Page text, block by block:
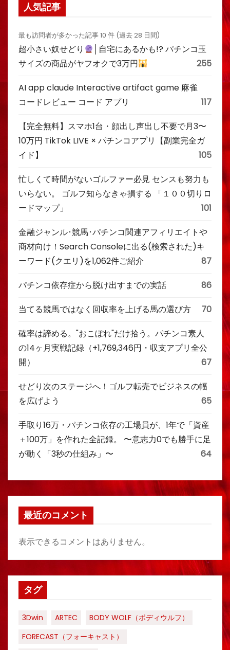
人気記事
最も訪問者が多かった記事 10 件 (過去 28 日間)
超小さい奴せどり
│自宅にあるかも!? パチンコ玉
サイズの商品がヤフオクで3万円
255
AI app claude Interactive artifact game 麻雀
コードレビュー コード アプリ
117
【完全無料】スマホ1台・顔出し声出し不要で月3〜
10万円 TikTok LIVE × パチンコアプリ【副業完全ガ
イド】
105
忙しくて時間がないゴルファー必見 センスも努力も
いらない。 ゴルフ知らなきゃ損する 「１００切りロ
ードマップ」
101
金融ジャンル･競馬･パチンコ関連アフィリエイトや
商材向け！Search Consoleに出る(検索された)キ
ーワード(クエリ)を1,062件ご紹介
87
パチンコ依存症から脱け出すまでの実話 86
当てる競馬ではなく回収率を上げる馬の選び方 70
確率は諦める。"おこぼれ"だけ拾う。パチンコ素人
の14ヶ月実戦記録（+1,769,346円・収支アプリ全公
開）
67
せどり次のステージへ！ゴルフ転売でビジネスの幅
を広げよう
65
手取り16万・パチンコ依存の工場員が、1年で「資産
＋100万」を作れた全記録。 〜意志力0でも勝手に足
が動く「3秒の仕組み」〜
64
最近のコメント
表示できるコメントはありません。
タグ
3Dwin ARTEC
BODY WOLF（ボディウルフ）
FORECAST（フォーキャスト）